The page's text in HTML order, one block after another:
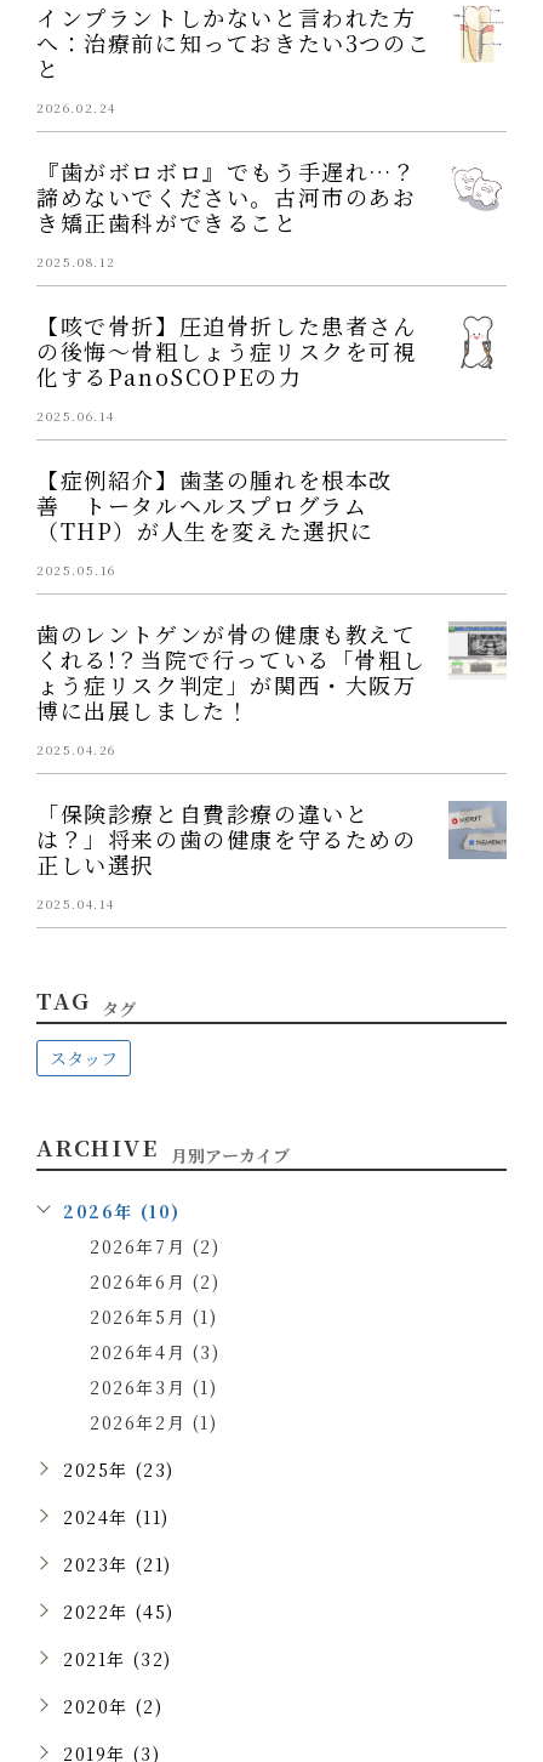
インプラントしかないと言われた方
へ：治療前に知っておきたい3つのこ
と
2026.02.24
『歯がボロボロ』でもう手遅れ…？
諦めないでください。古河市のあお
き矯正歯科ができること
2025.08.12
【咳で骨折】圧迫骨折した患者さん
の後悔～骨粗しょう症リスクを可視
化するPanoSCOPEの力
2025.06.14
【症例紹介】歯茎の腫れを根本改
善 トータルヘルスプログラム
（THP）が人生を変えた選択に
2025.05.16
歯のレントゲンが骨の健康も教えて
くれる!？当院で行っている「骨粗し
ょう症リスク判定」が関西・大阪万
博に出展しました！
2025.04.26
「保険診療と自費診療の違いと
は？」将来の歯の健康を守るための
正しい選択
2025.04.14
TAG タグ
スタッフ
ARCHIVE 月別アーカイブ
2026年 (10)
2026年7月 (2)
2026年6月 (2)
2026年5月 (1)
2026年4月 (3)
2026年3月 (1)
2026年2月 (1)
2025年 (23)
2024年 (11)
2023年 (21)
2022年 (45)
2021年 (32)
2020年 (2)
2019年 (3)